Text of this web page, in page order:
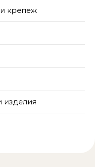
крепеж
изделия